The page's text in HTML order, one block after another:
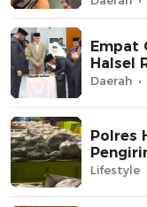
Empat
Halsel
Daerah
Polres Halsel
Lifestyle